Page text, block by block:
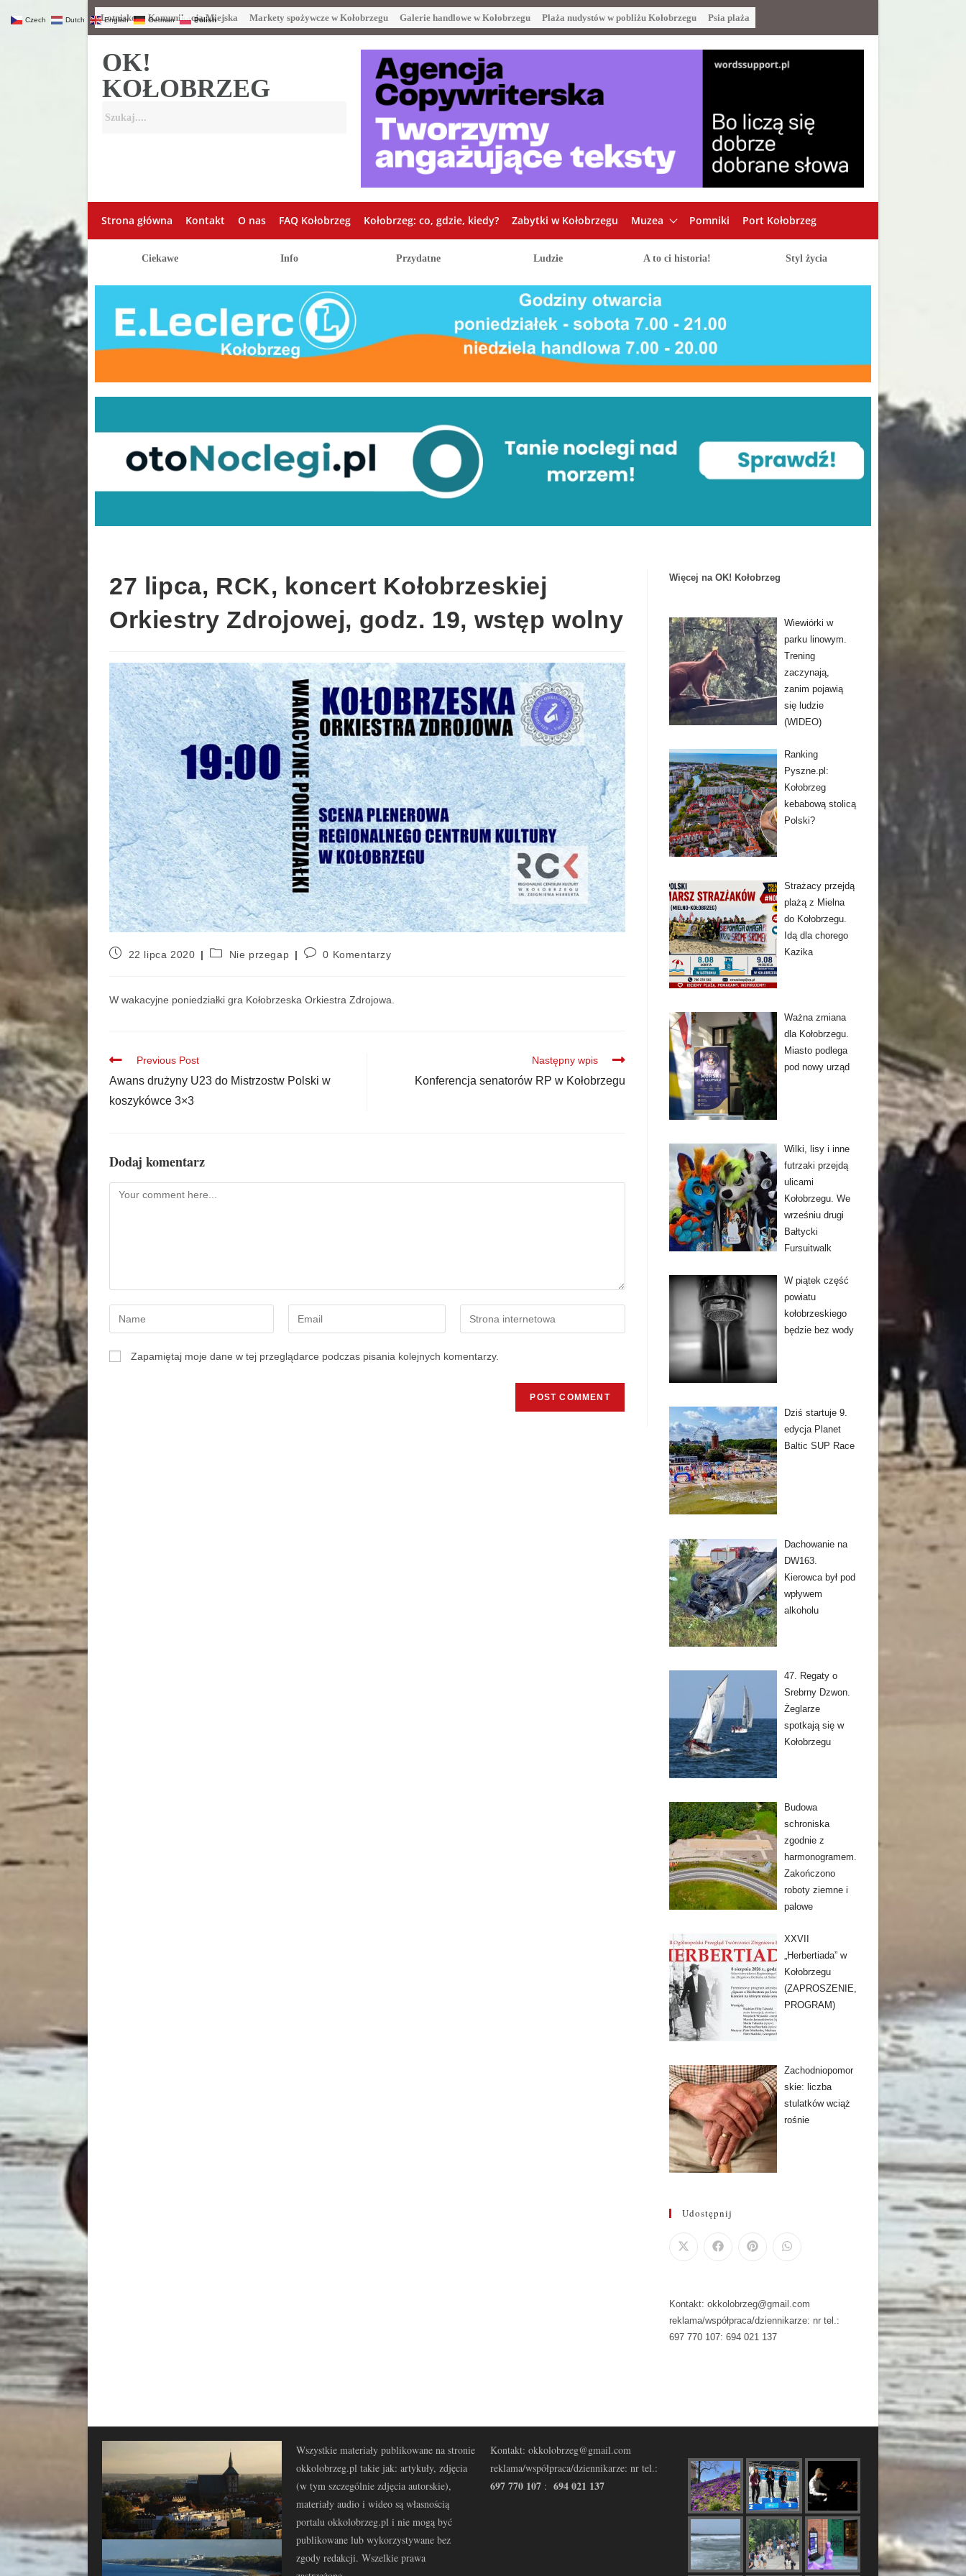
Lotnisko Komunikacja Miejska Markety spożywcze w Kołobrzegu Galerie handlowe w Kołobrzegu Plaża nudystów w pobliżu Kołobrzegu Psia plaża
OK!
KOŁOBRZEG
Strona główna Kontakt O nas FAQ Kołobrzeg Kołobrzeg: co, gdzie, kiedy? Zabytki w Kołobrzegu Muzea Pomniki Port Kołobrzeg
Ciekawe Info Przydatne Ludzie A to ci historia! Styl życia
27 lipca, RCK, koncert Kołobrzeskiej
Orkiestry Zdrojowej, godz. 19, wstęp wolny
22 lipca 2020 Nie przegap 0 Komentarzy
W wakacyjne poniedziałki gra Kołobrzeska Orkiestra Zdrojowa.
Previous Post
Awans drużyny U23 do Mistrzostw Polski w
koszykówce 3×3
Następny wpis
Konferencja senatorów RP w Kołobrzegu
Dodaj komentarz
Zapamiętaj moje dane w tej przeglądarce podczas pisania kolejnych komentarzy.
Więcej na OK! Kołobrzeg
Wiewiórki w
parku linowym.
Trening
zaczynają,
zanim pojawią
się ludzie
(WIDEO)
Ranking
Pyszne.pl:
Kołobrzeg
kebabową stolicą
Polski?
Strażacy przejdą
plażą z Mielna
do Kołobrzegu.
Idą dla chorego
Kazika
Ważna zmiana
dla Kołobrzegu.
Miasto podlega
pod nowy urząd
Wilki, lisy i inne
futrzaki przejdą
ulicami
Kołobrzegu. We
wrześniu drugi
Bałtycki
Fursuitwalk
W piątek część
powiatu
kołobrzeskiego
będzie bez wody
Dziś startuje 9.
edycja Planet
Baltic SUP Race
Dachowanie na
DW163.
Kierowca był pod
wpływem
alkoholu
47. Regaty o
Srebrny Dzwon.
Żeglarze
spotkają się w
Kołobrzegu
Budowa
schroniska
zgodnie z
harmonogramem.
Zakończono
roboty ziemne i
palowe
XXVII
„Herbertiada” w
Kołobrzegu
(ZAPROSZENIE,
PROGRAM)
Zachodniopomor
skie: liczba
stulatków wciąż
rośnie
Udostępnij
Kontakt: okkolobrzeg@gmail.com
reklama/współpraca/dziennikarze: nr tel.:
697 770 107: 694 021 137
Wszystkie materiały publikowane na stronie
okkolobrzeg.pl takie jak: artykuły, zdjęcia
(w tym szczególnie zdjęcia autorskie),
materiały audio i wideo są własnością
portalu okkolobrzeg.pl i nie mogą być
publikowane lub wykorzystywane bez
zgody redakcji. Wszelkie prawa
Kontakt: okkolobrzeg@gmail.com
reklama/współpraca/dziennikarze: nr tel.:
697 770 107 : 694 021 137
Czech Dutch English German Polish